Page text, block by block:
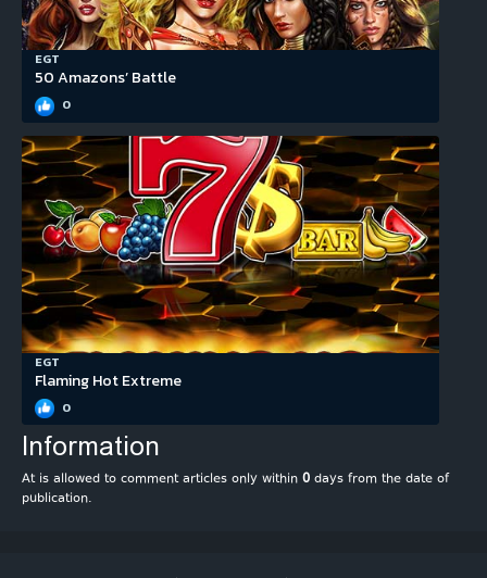
EGT
50 Amazons’ Battle
0
EGT
Flaming Hot Extreme
0
Information
At is allowed to comment articles only within 0 days from the date of
publication.